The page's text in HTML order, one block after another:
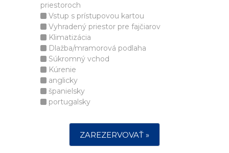
priestoroch
Vstup s prístupovou kartou
Vyhradený priestor pre fajčiarov
Klimatizácia
Dlažba/mramorová podlaha
Súkromný vchod
Kúrenie
anglicky
španielsky
portugalsky
ZAREZERVOVAŤ »